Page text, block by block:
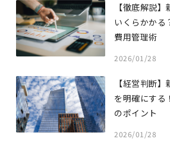
【徹底解説
いくらかかる
費用管理術
2026/01/28
【経営判断
を明確にする
のポイント
2026/01/28